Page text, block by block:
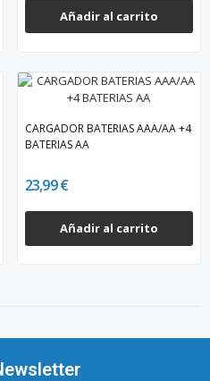
Añadir al carrito
CARGADOR BATERIAS AAA/AA +4
BATERIAS AA
23,99 €
Añadir al carrito